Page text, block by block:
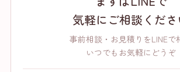
気軽にご相談くださ
事前相談・お見積りをLINEで
いつでもお気軽にどうぞ